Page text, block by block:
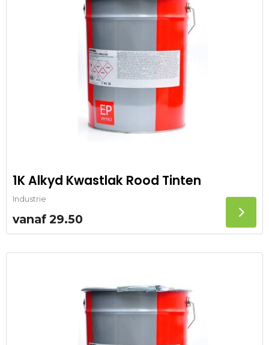
1K Alkyd Kwastlak Rood Tinten
Industrie
vanaf 29.50